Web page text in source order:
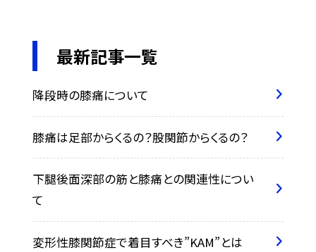
最新記事一覧
降段時の膝痛について
膝痛は足部からくるの？股関節からくるの？
下腿後面深部の筋と膝痛との関連性につい
て
変形性膝関節症で着目すべき”KAM”とは